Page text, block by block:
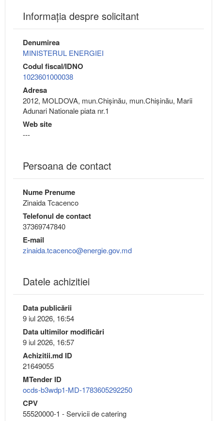
Informaţia despre solicitant
Denumirea
MINISTERUL ENERGIEI
Codul fiscal/IDNO
1023601000038
Adresa
2012, MOLDOVA, mun.Chişinău, mun.Chişinău, Marii
Adunari Nationale piata nr.1
Web site
---
Persoana de contact
Nume Prenume
Zinaida Tcacenco
Telefonul de contact
37369747840
E-mail
zinaida.tcacenco@energie.gov.md
Datele achizitiei
Data publicării
9 iul 2026, 16:54
Data ultimilor modificări
9 iul 2026, 16:57
Achizitii.md ID
21649055
MTender ID
ocds-b3wdp1-MD-1783605292250
CPV
55520000-1 - Servicii de catering